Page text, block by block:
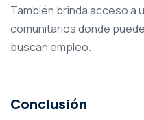
También brinda acceso a
comunitarios donde
buscan empleo.
Conclusión